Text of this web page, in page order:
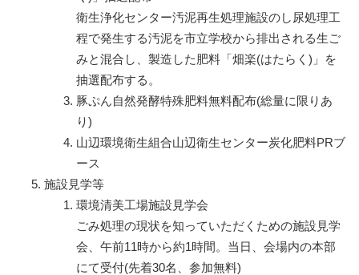
衛生浄化センター汚泥再生処理施設のし尿処理工
程で発生する汚泥を市立学校から排出される生ご
みと混合し、製造した肥料「畑楽(はたらく)」を
抽選配布する。
豚ぷん自然発酵特殊肥料無料配布(総量に限りあ
り)
山辺環境衛生組合山辺衛生センター炭化肥料PRブ
ース
施設見学等
環境清美工場施設見学会
ごみ処理の現状を知っていただくための施設見学
会、午前11時から約1時間。当日、会場内の本部
にて受付(先着30名、参加無料)